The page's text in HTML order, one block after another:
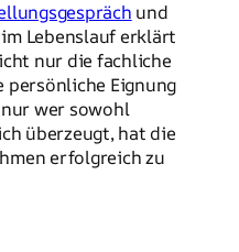
und
Lebenslauf erklärt
nur die fachliche
persönliche Eignung
wer sowohl
überzeugt, hat die
erfolgreich zu